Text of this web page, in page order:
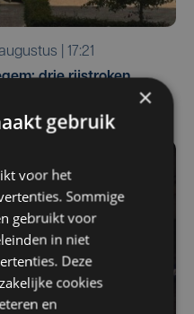
augustus | 17:21
drie rijstroken
×
gebruik
voor het
Sommige
gebruikt voor
in niet
Deze
cookies
en